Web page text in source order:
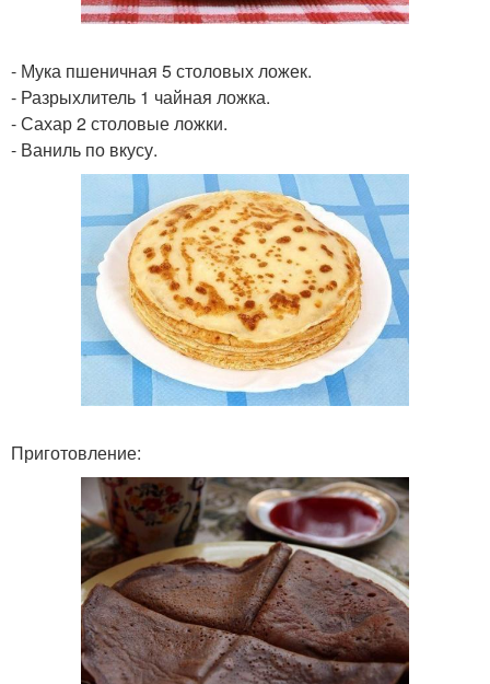
- Мука пшеничная 5 столовых ложек.
- Разрыхлитель 1 чайная ложка.
- Сахар 2 столовые ложки.
- Ваниль по вкусу.
Приготовление: